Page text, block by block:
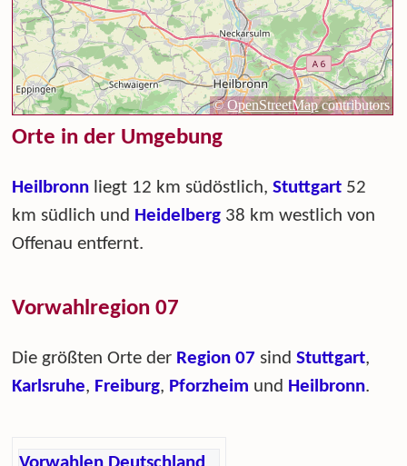
Orte in der Umgebung
Heilbronn liegt 12 km südöstlich,Stuttgart 52
km südlich und Heidelberg 38 km westlich von
Offenau entfernt.
Vorwahlregion 07
Die größten Orte der Region 07 sindStuttgart,
Karlsruhe, Freiburg, Pforzheim und Heilbronn.